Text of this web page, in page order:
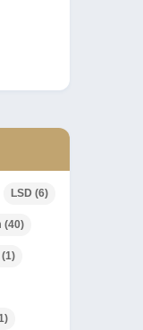
LSD (6)
(40)
(1)